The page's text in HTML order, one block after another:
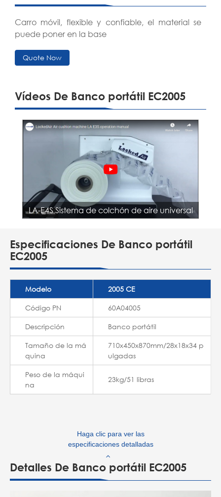
Carro móvil, flexible y confiable, el material se
puede poner en la base
Quote Now
Vídeos De Banco portátil EC2005
LA-E4S Sistema de colchón de aire universal
Especificaciones De Banco portátil
EC2005
Modelo
2005 CE
Código PN
60A04005
Descripción
Banco portátil
Tamaño de la má
quina
710x450x870mm/28x18x34 p
ulgadas
Peso de la máqui
na
23kg/51 libras
Haga clic para ver las
especificaciones detalladas
Detalles De Banco portátil EC2005